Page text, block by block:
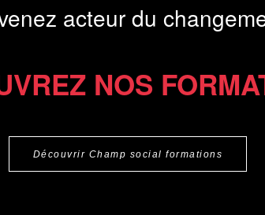
acteur du
NOS
Découvrir Champ social formations